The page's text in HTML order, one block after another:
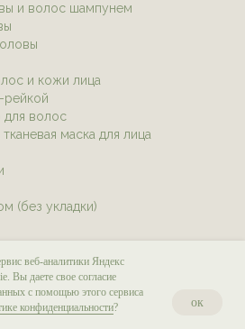
веб-аналитики Яндекс
Вы даете свое согласие
с помощью этого сервиса
конфиденциальности? ок
и волос шампунем
и кожи лица
рейкой
для волос
маска для лица
(без укладки)
45 мин